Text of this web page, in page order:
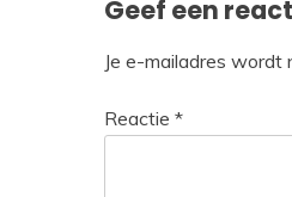
Geef een
Je e-mailadres wordt
Reactie *